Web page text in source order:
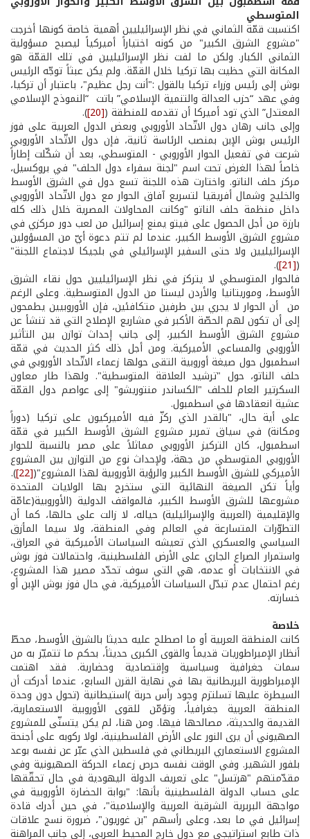
المتوسطي
اكتسبت قمّة الثماني في نظر الإسرائيليين أهمية خاصة كونها أخرجت
"مشروع الشرق الكبير" من كونه اختياراً أميركياً ليصبح مسؤولية
الثماني الكبار. ولكن ما لفت نظر الإسرائيليين في تلك القمّة هو
المكانة التي حظيت بها تركيا خلال القمّة. ولم يكن عبثاً توجّه الرئيس
بوش إلى رئيس وزراء تركيا بالقول :"أنت رجل عظيم"، باعتبار أن تركيا،
وفي عهد “حزب العدالة والتنمية الإسلامي” باتت “النموذج الإسلامي
المعتدل” الذي تود أميركا أن تقدمه للمنطقة ([20]
).
وإلى جانب رهان دول الاتّحاد الأوروبي وبعض الدول العربية على فوز
الرئيس بوش الإبن بمنصب الرئاسة ثانية، فإن دول الاتّحاد الأوروبي
شرعت في تفعيل الحوار الأوروبي - المتوسطي، بعد أن شكّلت إطاراً
خاصاً لهذا الغرض تحت اسم "لجنة سفراء دول الحلف" في بروكسيل،
مركز حلف الناتو. واختارت هذه اللجنة تسع دول في الشرق الأوسط
والخليج وشمال أفريقيا لتسريع آفاق الحوار مع دول الاتّحاد الأوروبي
داخل منظمة حلف الناتو "وكانت المحاولات المصرية خلال ذلك كله
بارزة من أجل الحصول على فيتو يمنع إسرائيل من لعب دور مركزي في
مشروع الشرق الأوسط الكبير، عندما لم تتم دعوة أيّ من المسؤولين
الإسرائيليين ولا حتى السفير الإسرائيلي في بلجيكا لاجتماع اللجنة"
(
[21]
).
فالحوار المتوسطي لا يتركز في نظر الإسرائيليين حول نقاء الشرق
الأوسط، وموريتانيا والأردن ليستا من الدول المتوسطية. وعلى الرغم
من أن الحوار لا يجري بين طرفين متكافئين، فإن الأوروبيين يطمحون
إلى أن تكون لهم الحصّة الأكبر في مشاريع الإصلاح التي قد تنشأ عن
مشروع الشرق الأوسط الكبير، إلى جانب إحداث توازن بين التأثير
الأوروبي والمساعي الأميركية. ومن أجل ذلك كثر الحديث في قمّة
اسطمبول حول صيغة أوروبية التقى حولها زعماء الاتّحاد الأوروبي في
حلف الناتو، حول "ترشيد العلاقة المتوسطية". ولهذا طار معاون
السكرتير العام للحلف "الكساندر منتوريشو" إلى عواصم دول القمّة
عشية انعقادها في اسطمبول.
على أية حال، "بالقدر الذي ركزّ فيه الأميركيون على تركيا (دوراً
ومكانة) في سياق تمرير مشروع الشرق الأوسط الكبير في قمّة
اسطمبول، كان التركيز الأوروبي مماثلاً على مصر بالنسبة للحوار
الأوروبي المتوسطي من جهة، ولإحداث نوع من التوازن بين المشروع
الأميركي للشرق الأوسط الكبير والرؤية الأوروبية لهذا المشروع"([22]
).
وأياً تكن الصيغة النهائية التي ستخرج بها الولايات المتحدة
مشروعها للشرق الأوسط الكبير، فالمواقف الدولية (الأوروبية(عامّة
والإقليمية (العربية والإسرائيلية) حياله، لا زالت على حالها، كما أن
التطوّرات المتسارعة في العالم وفي المنطقة، ولا سيما المأزق
السياسي والعسكري الذي تعيشه السياسات الأميركية في العراق،
واستمرار الصراع الجاري على الأرض الفلسطينية، واحتمالات فوز بوش
في الانتخابات أو عدمه، هي التي سوف تحدّد مصير هذا المشروع،
رغم احتمال عدم تبدّل السياسات الأميركية، في حال فوز بوش الإبن أو
خسارته.
خلاصة
كانت المنطقة العربية أو ما اصطلح عليه حديثا بالشرق الأوسط، محطّ
أنظار الإمبراطوريات قديماً والقوى الكبرى حديثاً، بحكم ما تتميّز به من
سمات جغرافية وسياسية وإقتصادية وحضارية. فقد اهتمت
الإمبراطورية البريطانية بها في نهاية القرن السابع، عندما أدركت أن
السيطرة عليها تسلتزم وجود رأس حربة )استيطانية (تحول دون وحدة
المنطقة العربية جغرافياً، وتؤمّن للقوى الأوروبية الاستعمارية،
القديمة والحديثة، مصالحها فيها. ومن هنا، لم يكن يتسنّى للمشروع
الصهيوني أن يرى النور على الأرض الفلسطينية، لولا ركوبه على أجنحة
المشروع الاستعماري البريطاني في فلسطين الذي عبّر عن نفسه بوعد
بلفور الشهير. وفي الوقت نفسه حرص زعماء الحركة الصهيونية وفي
مقدّمتهم "هرتسل" على تعريف الدولة اليهودية في حال تحقّقها
على حساب الدولة الفلسطينية بأنها: "بوابة الحضارة الأوروبية في
مواجهة البربرية الشرقية العربية والإسلامية"، في حين أدرك قادة
إسرائيل في ما بعد، وعلى رأسهم "بن غوريون"، ضرورة نسج علاقات
ذات طابع استراتيجي مع دول خارج المحيط العربي، إلى جانب المراهنة